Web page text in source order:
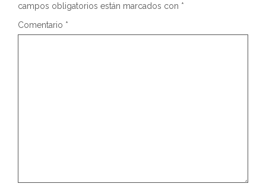
campos obligatorios están marcados con *
Comentario *